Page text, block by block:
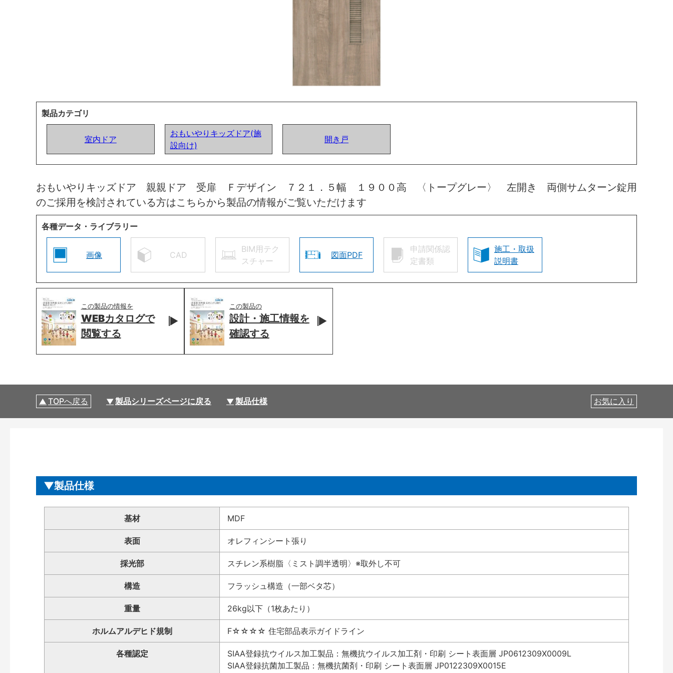
製品カテゴリ
室内ドア
おもいやりキッズドア(施
設向け)
開き戸
おもいやりキッズドア 親親ドア 受扉 Ｆデザイン ７２１．５幅 １９００高 〈トープグレー〉 左開き 両側サムターン錠用
のご採用を検討されている方はこちらから製品の情報がご覧いただけます
各種データ・ライブラリー
画像 CAD
BIM用テク
スチャー
図面PDF
申請関係認
定書類
施工・取扱
説明書
この製品の情報を
WEBカタログで
閲覧する
この製品の
設計・施工情報を
確認する
TOPへ戻る 製品シリーズページに戻る 製品仕様 お気に入り
製品仕様
基材 MDF
表面 オレフィンシート張り
採光部 スチレン系樹脂〈ミスト調半透明〉※取外し不可
構造 フラッシュ構造（一部ベタ芯）
重量 26kg以下（1枚あたり）
ホルムアルデヒド規制 F☆☆☆☆ 住宅部品表示ガイドライン
各種認定
SIAA登録抗ウイルス加工製品：無機抗ウイルス加工剤・印刷 シート表面層 JP0612309X0009L
SIAA登録抗菌加工製品：無機抗菌剤・印刷 シート表面層 JP0122309X0015E